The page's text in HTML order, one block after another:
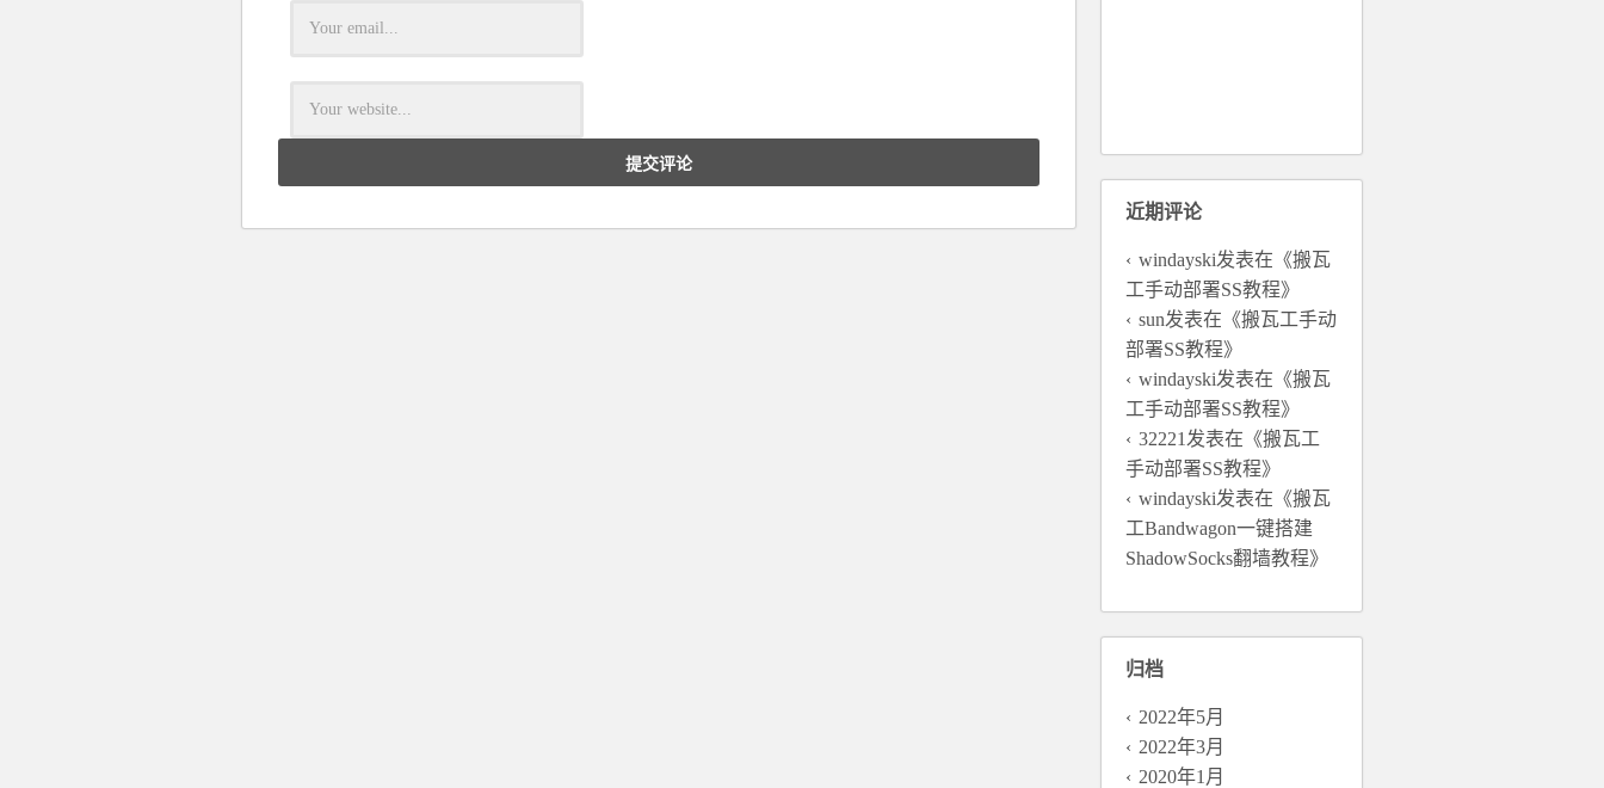
近期评论
windayski发表在《搬瓦
工手动部署SS教程》
sun发表在《搬瓦工手动
部署SS教程》
windayski发表在《搬瓦
工手动部署SS教程》
32221 发表在《搬瓦工
手动部署SS教程》
windayski发表在《搬瓦
工Bandwagon一键搭建
ShadowSocks翻墙教程》
归档
2022年5月
2022年3月
2020年1月